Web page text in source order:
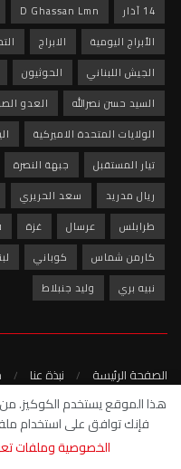
14 آذار D Ghassan Lmn
الأبراج اليومية
الابراج
الجيش اللبناني
الحوثيون
السيد حسن نصرالله
العدو
الولايات المتحدة الاميركية
تيار المستقبل
جبهة النصرة
ريال مدريد
سعد الحريري
طرابلس
عرسال غزة
كارمن شماس
كوباني
نبيه بري
وليد جنبلاط
الصفحة الرئيسة نبذة عنا
سياسة الخصوصية
هذا الموقع يستخدم الكوكيز.
فإنك توافق على استخدام
الخصوصية وملفات